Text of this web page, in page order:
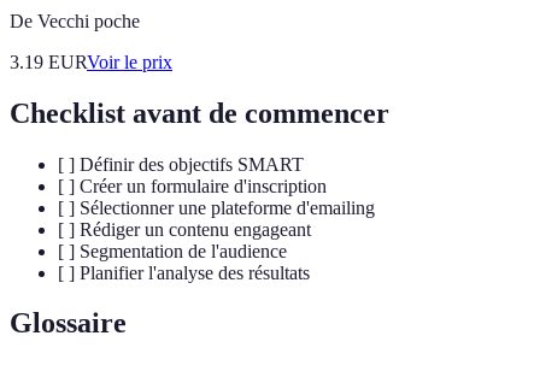
De Vecchi poche
3.19 EURVoir le prix
Checklist avant de commencer
[ ] Définir des objectifs SMART
[ ] Créer un formulaire d'inscription
[ ] Sélectionner une plateforme d'emailing
[ ] Rédiger un contenu engageant
[ ] Segmentation de l'audience
[ ] Planifier l'analyse des résultats
Glossaire